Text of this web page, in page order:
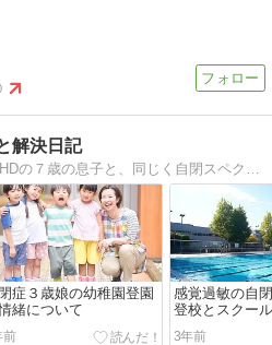
解決日記
自閉スペクトラム症・ADHDの７歳の息子と、同じく自閉スペクトラム症の３歳の娘を育てています。小学１年生の息子は支援学級に在籍しています。全く違うタイプの自閉症兄妹を育てている中で感じたことなどを載せていけたらと思っています。
症３歳娘の幼稚園登園
緒について
前
感覚過敏の自
登校とスクー
ー
3年前